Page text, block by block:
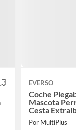
EVERSO
Coche
Mascota
Cesta
Por MultiPlus